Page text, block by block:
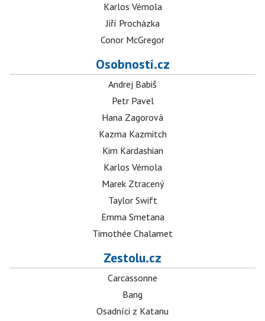
Karlos Vémola
Jiří Procházka
Conor McGregor
Osobnosti.cz
Andrej Babiš
Petr Pavel
Hana Zagorová
Kazma Kazmitch
Kim Kardashian
Karlos Vémola
Marek Ztracený
Taylor Swift
Emma Smetana
Timothée Chalamet
Zestolu.cz
Carcassonne
Bang
Osadníci z Katanu